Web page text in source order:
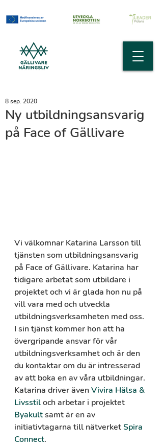
Ny utbildningsansvarig
på Face of Gällivare
8 sep. 2020
Vi välkomnar Katarina Larsson till
tjänsten som utbildningsansvarig
på Face of Gällivare. Katarina har
tidigare arbetat som utbildare i
projektet och vi är glada hon nu på
vill vara med och utveckla
utbildningsverksamheten med oss.
I sin tjänst kommer hon att ha
övergripande ansvar för vår
utbildningsverksamhet och är den
du kontaktar om du är intresserad
av att boka en av våra utbildningar.
Katarina driver även Vivira Hälsa &
Livsstil och arbetar i projektet
Byakult samt är en av
initiativtagarna till nätverket Spira
Connect.